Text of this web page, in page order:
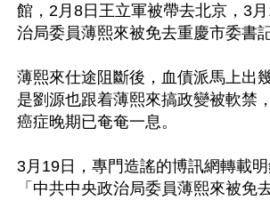
館，2月8日王立軍被帶去北京，3
治局委員薄熙來被免去重慶市委書記
薄熙來仕途阻斷後，血債派馬上出
是劉源也跟着薄熙來搞政變被軟禁
癌症晚期已奄奄一息。
3月19日，專門造謠的博訊網轉載明
「中共中央政治局委員薄熙來被免